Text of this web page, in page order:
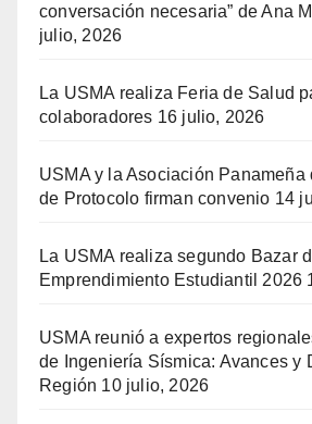
conversación necesaria” de Ana
julio, 2026
La USMA realiza Feria de Salud
colaboradores 16 julio, 2026
USMA y la Asociación
de Protocolo firman convenio 14
La USMA realiza segundo Bazar
Emprendimiento Estudiantil 2026
USMA reunió a expertos
de Ingeniería Sísmica: Avances y
Región 10 julio, 2026